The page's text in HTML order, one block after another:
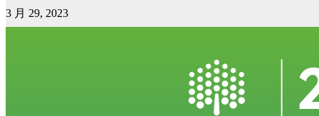
3 月 29, 2023